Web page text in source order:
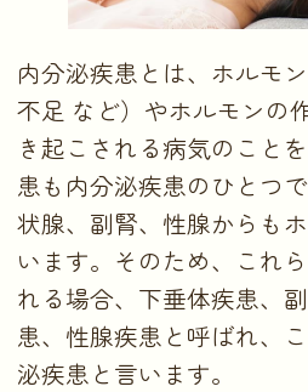
内分泌疾患とは、ホルモ
不足 など）やホルモンの
き起こされる病気のこと
患も内分泌疾患のひとつ
状腺、副腎、性腺からも
います。そのため、これ
れる場合、下垂体疾患、
患、性腺疾患と呼ばれ、
泌疾患と言います。